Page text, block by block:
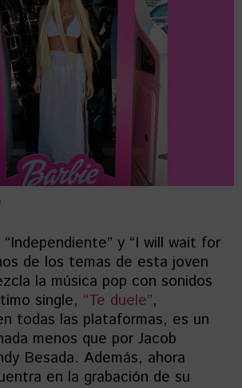
“Independiente” y “I will wait for
de los temas de esta joven
la música pop con sonidos
single, “Te duele”,
todas las plataformas, es un
menos que por Jacob
Besada. Además, ahora
en la grabación de su